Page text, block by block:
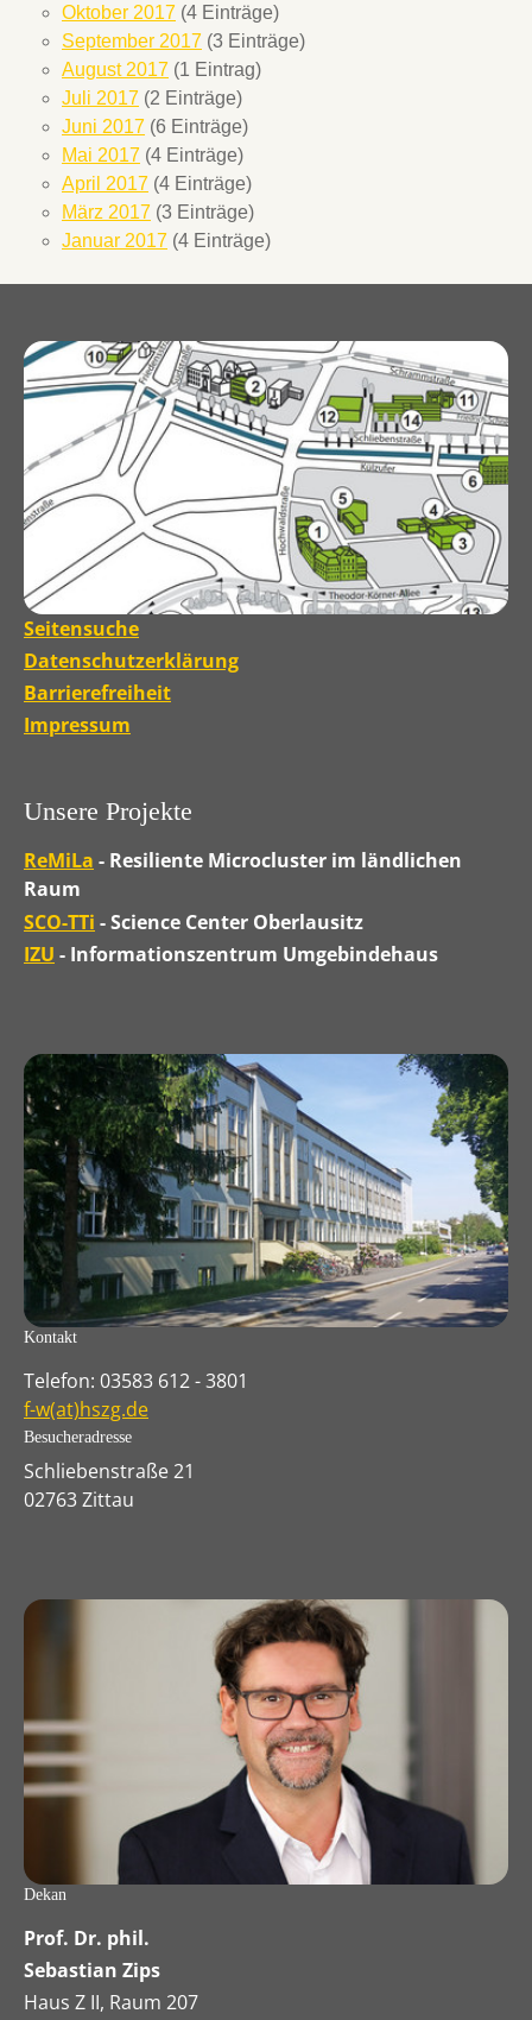
Oktober 2017 (4 Einträge)
September 2017 (3 Einträge)
August 2017 (1 Eintrag)
Juli 2017 (2 Einträge)
Juni 2017 (6 Einträge)
Mai 2017 (4 Einträge)
April 2017 (4 Einträge)
März 2017 (3 Einträge)
Januar 2017 (4 Einträge)
Seitensuche
Datenschutzerklärung
Barrierefreiheit
Impressum
Unsere Projekte
ReMiLa - Resiliente Microcluster im ländlichen
Raum
SCO-TTi - Science Center Oberlausitz
IZU - Informationszentrum Umgebindehaus
Kontakt
Telefon: 03583 612 - 3801
f-w(at)hszg.de
Besucheradresse
Schliebenstraße 21
02763 Zittau
Dekan
Prof. Dr. phil.
Sebastian Zips
Haus Z II, Raum 207